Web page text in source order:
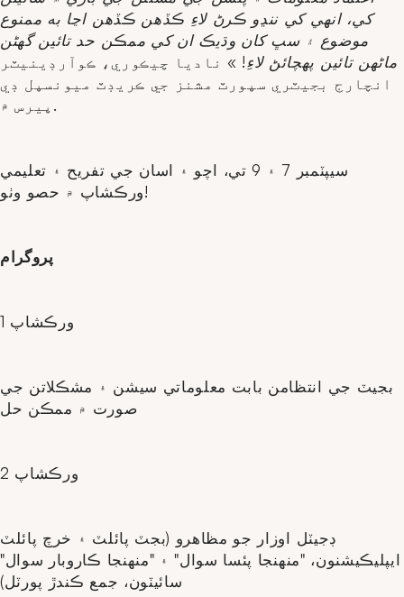
کي، انهي کي ننڍو ڪرڻ لاءِ ڪڏهن ڪڏهن اڃا به ممنوع
موضوع ۽ سڀ کان وڌيڪ ان کي ممڪن حد تائين گهڻن
ماڻهن تائين پهچائڻ لاءِ! » ناديا چيڪوري، ڪوآرڊينيٽر
انچارج بجيٽري سپورٽ مشنز جي ڪريڊٽ ميونسپل ڊي
پيرس ۾.
سيپٽمبر 7 ۽ 9 تي، اچو ۽ اسان جي تفريح ۽ تعليمي
ورڪشاپ ۾ حصو وٺو!
پروگرام
ورڪشاپ 1
بجيٽ جي انتظامن بابت معلوماتي سيشن ۽ مشڪلاتن جي
صورت ۾ ممڪن حل
ورڪشاپ 2
ڊجيٽل اوزار جو مظاهرو (بجٽ پائلٽ ۽ خرچ پائلٽ
ايپليڪيشنون، "منهنجا پئسا سوال" ۽ "منهنجا ڪاروبار سوال"
سائيٽون، جمع ڪندڙ پورٽل)